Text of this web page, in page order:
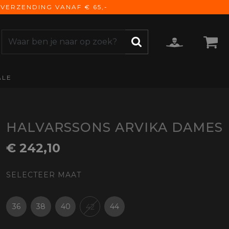
VANAF € 65,-
HALVARSSONS ARVIKA DAMES
€ 242,10
SELECTEER MAAT
36 38 40 42 44